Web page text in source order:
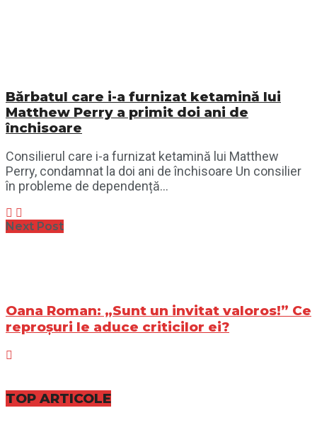
Bărbatul care i-a furnizat ketamină lui
Matthew Perry a primit doi ani de
închisoare
Consilierul care i-a furnizat ketamină lui Matthew
Perry, condamnat la doi ani de închisoare Un consilier
în probleme de dependență...
Next Post
Oana Roman: „Sunt un invitat valoros!” Ce
reproșuri le aduce criticilor ei?
TOP ARTICOLE